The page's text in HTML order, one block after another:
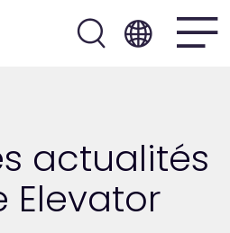
actualités
Elevator